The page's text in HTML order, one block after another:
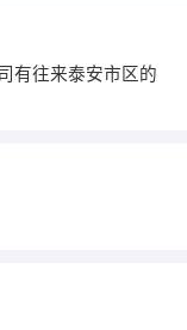
有往来泰安市区的